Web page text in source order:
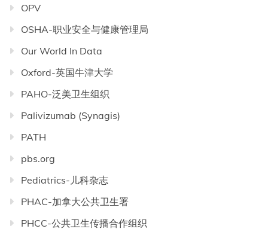
OPV
OSHA-职业安全与健康管理局
Our World In Data
Oxford-英国牛津大学
PAHO-泛美卫生组织
Palivizumab (Synagis)
PATH
pbs.org
Pediatrics-儿科杂志
PHAC-加拿大公共卫生署
PHCC-公共卫生传播合作组织